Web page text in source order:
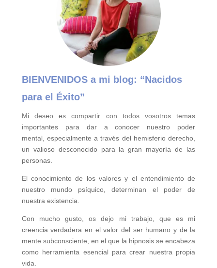
BIENVENIDOS a mi blog: “Nacidos
para el Éxito”
Mi deseo es compartir con todos vosotros temas
importantes para
dar a conocer nuestro poder
mental, especialmente a través del hemisferio derecho,
un valioso desconocido para la gran mayoría de las
personas.
El conocimiento de los valores y el entendimiento de
nuestro mundo psíquico, determinan el poder de
nuestra existencia.
Con mucho gusto, os dejo mi trabajo, que es mi
creencia verdadera en el valor del ser humano y de la
mente subconsciente, en el que la hipnosis se encabeza
como herramienta esencial para crear nuestra propia
vida.